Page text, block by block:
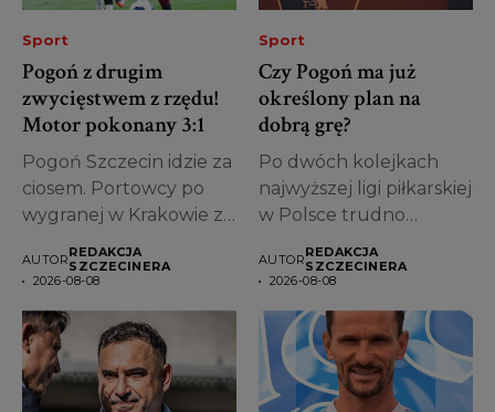
Sport
Pogoń z drugim
zwycięstwem z rzędu!
Motor pokonany 3:1
Pogoń Szczecin idzie za
ciosem. Portowcy po
wygranej w Krakowie z
AUTORREDAKCJA
SZCZECINERA
2026-08-08
Sport
Czy Pogoń ma już
określony plan na
dobrą grę?
Po dwóch kolejkach
najwyższej ligi piłkarskiej
w Polsce trudno
AUTORREDAKCJA
SZCZECINERA
2026-08-08